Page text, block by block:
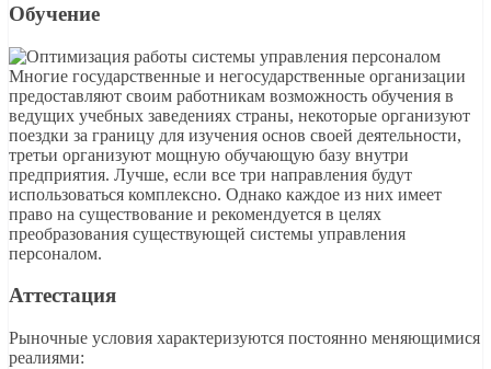
Обучение
Многие государственные и негосударственные организации
предоставляют своим работникам возможность обучения в
ведущих учебных заведениях страны, некоторые организуют
поездки за границу для изучения основ своей деятельности,
третьи организуют мощную обучающую базу внутри
предприятия. Лучше, если все три направления будут
использоваться комплексно. Однако каждое из них имеет
право на существование и рекомендуется в целях
преобразования существующей системы управления
персоналом.
Аттестация
Рыночные условия характеризуются постоянно меняющимися
реалиями: